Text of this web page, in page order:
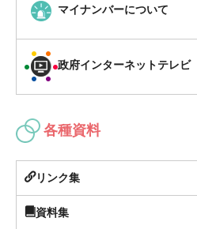
マイナンバーについて
政府インターネットテレビ
各種資料
リンク集
国の機関
県の機関
関係団体（県内）
関係団体（県外）
各都道府県後期高齢者医療広域連合
県内市町村
資料集